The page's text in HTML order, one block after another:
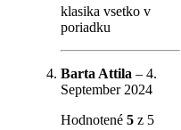
klasika vsetko v
poriadku
Barta Attila – 4.
September 2024
Hodnotené 5 z 5